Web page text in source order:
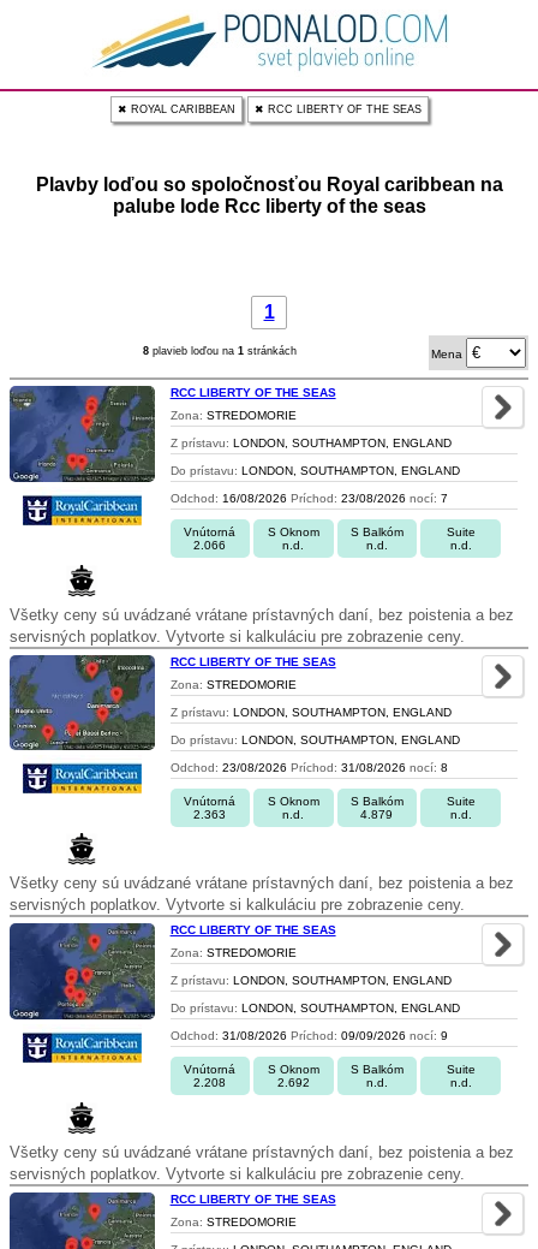
✖ ROYAL CARIBBEAN ✖ RCC LIBERTY OF THE SEAS
Plavby loďou so spoločnosťou Royal caribbean na
palube lode Rcc liberty of the seas
1
8plavieb loďou na 1stránkách Mena
RCC LIBERTY OF THE SEAS
Zona: STREDOMORIE
Z prístavu: LONDON, SOUTHAMPTON, ENGLAND
Do prístavu: LONDON, SOUTHAMPTON, ENGLAND
Odchod: 16/08/2026 Príchod: 23/08/2026 nocí: 7
Vnútorná
2.066
S Oknom
n.d.
S Balkóm
n.d.
Suite
n.d.
Všetky ceny sú uvádzané vrátane prístavných daní, bez poistenia a bez
servisných poplatkov. Vytvorte si kalkuláciu pre zobrazenie ceny.
RCC LIBERTY OF THE SEAS
Zona: STREDOMORIE
Z prístavu: LONDON, SOUTHAMPTON, ENGLAND
Do prístavu: LONDON, SOUTHAMPTON, ENGLAND
Odchod: 23/08/2026 Príchod: 31/08/2026 nocí: 8
Vnútorná
2.363
S Oknom
n.d.
S Balkóm
4.879
Suite
n.d.
Všetky ceny sú uvádzané vrátane prístavných daní, bez poistenia a bez
servisných poplatkov. Vytvorte si kalkuláciu pre zobrazenie ceny.
RCC LIBERTY OF THE SEAS
Zona: STREDOMORIE
Z prístavu: LONDON, SOUTHAMPTON, ENGLAND
Do prístavu: LONDON, SOUTHAMPTON, ENGLAND
Odchod: 31/08/2026 Príchod: 09/09/2026 nocí: 9
Vnútorná
2.208
S Oknom
2.692
S Balkóm
n.d.
Suite
n.d.
Všetky ceny sú uvádzané vrátane prístavných daní, bez poistenia a bez
servisných poplatkov. Vytvorte si kalkuláciu pre zobrazenie ceny.
RCC LIBERTY OF THE SEAS
Zona: STREDOMORIE